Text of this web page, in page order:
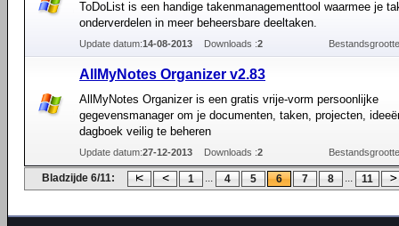
ToDoList is een handige takenmanagementtool waarmee je
onderverdelen in meer beheersbare deeltaken.
Update datum:14-08-2013 Downloads :2
AllMyNotes Organizer v2.83
AllMyNotes Organizer is een gratis vrije-vorm persoonlijke
gegevensmanager om je documenten, taken, projecten,
dagboek veilig te beheren
Update datum:27-12-2013 Downloads :2
Bladzijde 6/11: 1 ... 4 5 6 7 8 ... 11